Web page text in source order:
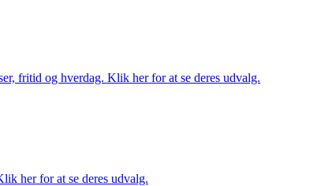
fritid og hverdag. Klik her for at se deres udvalg.
her for at se deres udvalg.